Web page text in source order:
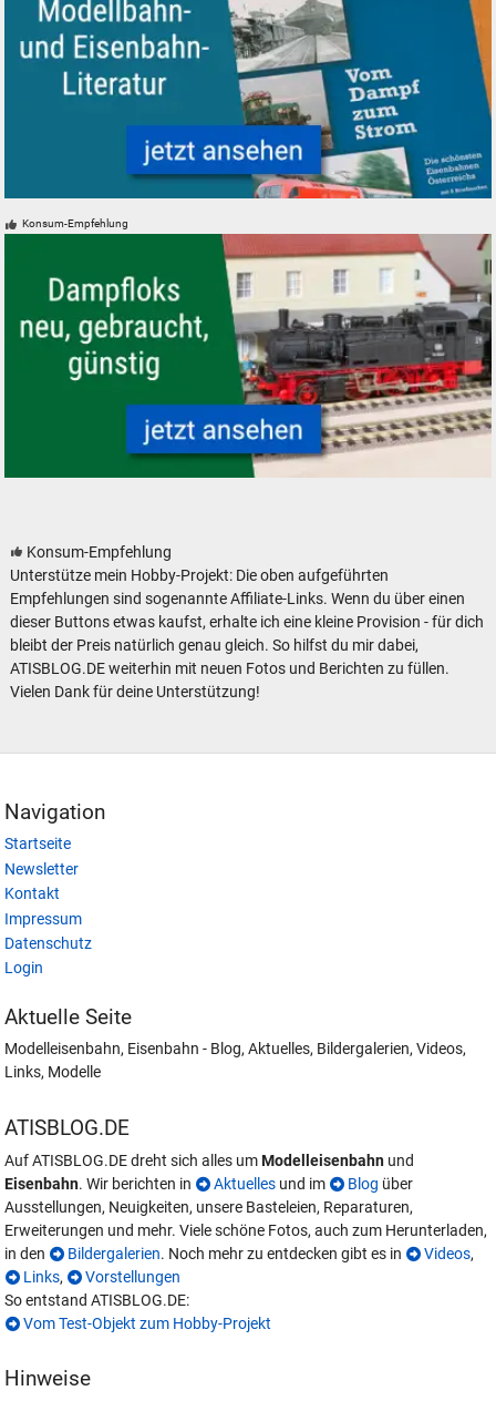
Konsum-Empfehlung
Konsum-Empfehlung
Unterstütze mein Hobby-Projekt: Die oben aufgeführten
Empfehlungen sind sogenannte Affiliate-Links. Wenn du über einen
dieser Buttons etwas kaufst, erhalte ich eine kleine Provision - für dich
bleibt der Preis natürlich genau gleich. So hilfst du mir dabei,
ATISBLOG.DE weiterhin mit neuen Fotos und Berichten zu füllen.
Vielen Dank für deine Unterstützung!
Navigation
Startseite
Newsletter
Kontakt
Impressum
Datenschutz
Login
Aktuelle Seite
Modelleisenbahn, Eisenbahn - Blog, Aktuelles, Bildergalerien, Videos,
Links, Modelle
ATISBLOG.DE
Auf ATISBLOG.DE dreht sich alles umModelleisenbahn und
Eisenbahn. Wir berichten in Aktuelles und im Blog über
Ausstellungen, Neuigkeiten, unsere Basteleien, Reparaturen,
Erweiterungen und mehr. Viele schöne Fotos, auch zum Herunterladen,
in den
Bildergalerien. Noch mehr zu entdecken gibt es in Videos,
Links,
Vorstellungen
So entstand ATISBLOG.DE:
Vom Test-Objekt zum Hobby-Projekt
Hinweise
suchen Abbrechen